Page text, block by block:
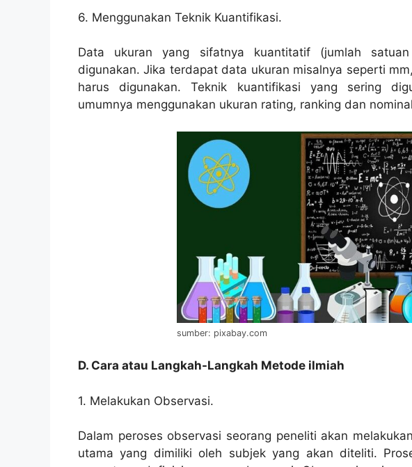
6. Menggunakan Teknik Kuantifikasi.
Data ukuran yang sifatnya kuantitatif (jumlah
digunakan. Jika terdapat data ukuran misalnya seperti
harus digunakan. Teknik kuantifikasi yang sering
umumnya menggunakan ukuran rating, ranking dan
sumber: pixabay.com
D. Cara atau Langkah-Langkah Metode ilmiah
1. Melakukan Observasi.
Dalam peroses observasi seorang peneliti akan
utama yang dimiliki oleh subjek yang akan diteliti.